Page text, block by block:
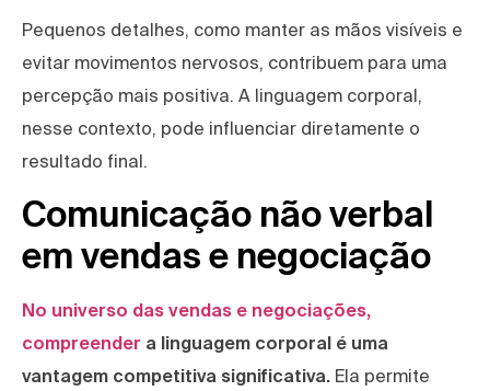
Pequenos detalhes, como manter as mãos visíveis e
evitar movimentos nervosos, contribuem para uma
percepção mais positiva. A linguagem corporal,
nesse contexto, pode influenciar diretamente o
resultado final.
Comunicação não verbal
em vendas e negociação
No universo das vendas e negociações,
compreender a linguagem corporal é uma
vantagem competitiva significativa. Ela permite